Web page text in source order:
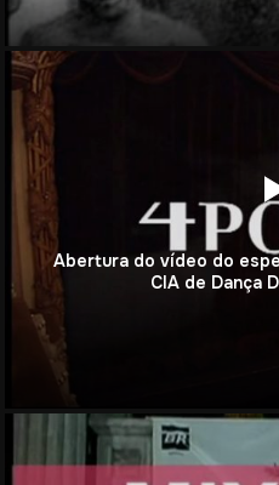
Abertura do vídeo do
CIA de Dança